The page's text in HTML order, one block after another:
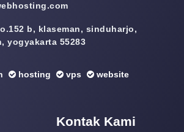
b, klaseman, sinduharjo,
yogyakarta 55283
hosting vps website
Kontak Kami